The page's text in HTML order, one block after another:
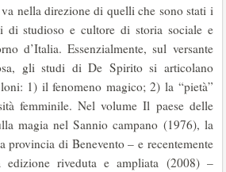
nella direzione di quelli che sono stati i
di studioso e cultore di storia sociale e
d’Italia. Essenzialmente, sul versante
gli studi di De Spirito si articolano
1) il fenomeno magico; 2) la “pietà”
femminile. Nel volume Il paese delle
magia nel Sannio campano (1976), la
provincia di Benevento – e recentemente
edizione riveduta e ampliata (2008) –